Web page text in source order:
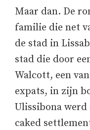
Maar dan. De
familie die net
de stad in
stad die door
Walcott, een
expats, in zijn
Ulissibona werd
caked